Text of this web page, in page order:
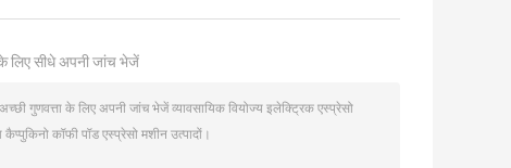
लिए सीधे अपनी जांच भेजें